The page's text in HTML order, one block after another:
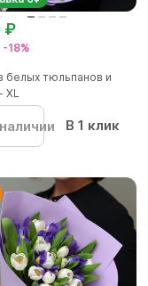
-18%
₽
белых тюльпанов и
XL
В 1 клик